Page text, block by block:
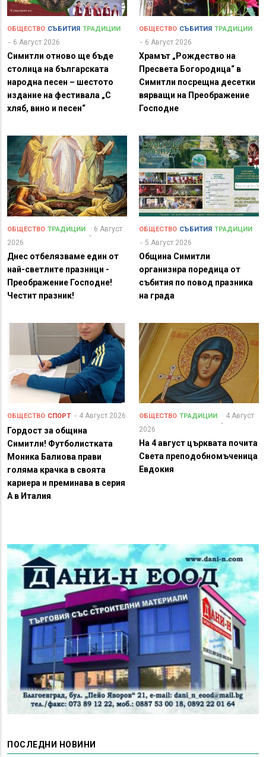
ОБЩЕСТВО СЪБИТИЯ ТРАДИЦИИ
6 Август 2026
Симитли отново ще бъде
столица на българската
народна песен – шестото
издание на фестивала „С
хляб, вино и песен“
ОБЩЕСТВО СЪБИТИЯ ТРАДИЦИИ
6 Август 2026
Храмът „Рождество на
Пресвета Богородица“ в
Симитли посрещна десетки
вярващи на Преображение
Господне
ОБЩЕСТВО ТРАДИЦИИ
6 Август
2026
Днес отбелязваме един от
най-светлите празници -
Преображение Господне!
Честит празник!
ОБЩЕСТВО СЪБИТИЯ ТРАДИЦИИ
5 Август 2026
Община Симитли
организира поредица от
събития по повод празника
на града
ОБЩЕСТВО СПОРТ 4 Август 2026
Гордост за община
Симитли! Футболистката
Моника Балиова прави
голяма крачка в своята
кариера и преминава в серия
А в Италия
ОБЩЕСТВО ТРАДИЦИИ
4 Август
2026
На 4 август църквата почита
Света преподобномъченица
Евдокия
ПОСЛЕДНИ НОВИНИ